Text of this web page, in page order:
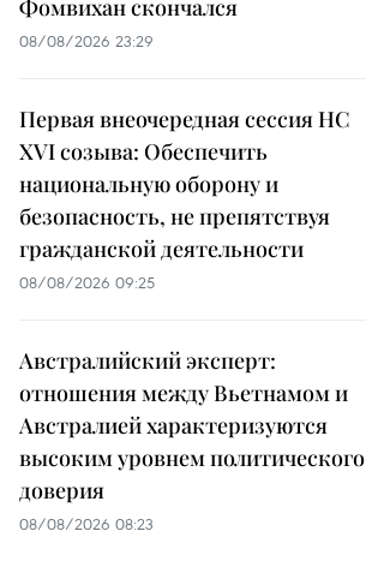
Фомвихан скончался
08/08/2026 23:29
Первая внеочередная сессия НС
XVI созыва: Обеспечить
национальную оборону и
безопасность, не препятствуя
гражданской деятельности
08/08/2026 09:25
Австралийский эксперт:
отношения между Вьетнамом и
Австралией характеризуются
высоким уровнем политического
доверия
08/08/2026 08:23